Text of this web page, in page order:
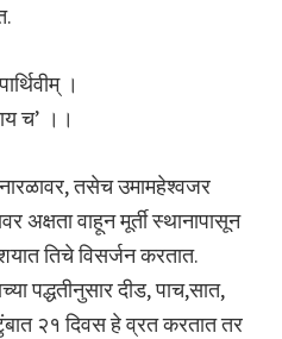
।
च’ ।।
तसेच उमामहेश्वजर
अक्षता वाहून मूर्ती स्थानापासून
तिचे विसर्जन करतात.
पद्धतीनुसार दीड, पाच,सात,
२१ दिवस हे व्रत करतात तर